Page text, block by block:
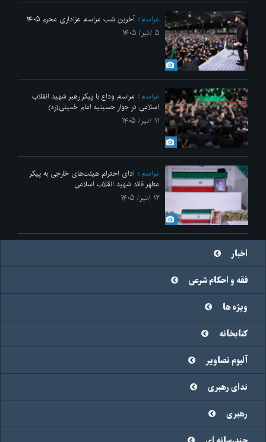
مراسم
آخرین شب مراسم عزاداری محرم ۱۴۰۵
۵ /تیر/ ۱۴۰۵
مراسم
مراسم وداع با پیکر رهبر شهید انقلاب
اسلامی در جوار حسینیه امام خمینی(ره)
۱۱ /تیر/ ۱۴۰۵
مراسم
ادای احترام هیئت‌های خارجی به پیکر
مطهر قائد شهید انقلاب اسلامی
۱۲ /تیر/ ۱۴۰۵
اخبار
فقه و احکام شرعی
ویژه ها
کتابخانه
آلبوم تصاویر
ندای رهبری
رهبری